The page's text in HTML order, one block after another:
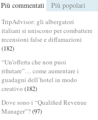
Più commentati Più popolari
TripAdvisor: gli albergatori
italiani si uniscono per combattere
recensioni false e diffamazioni
(182)
“Un’offerta che non puoi
rifiutare”… come aumentare i
guadagni dell’hotel in modo
creativo (182)
Dove sono i “Qualified Revenue
Manager”?(97)